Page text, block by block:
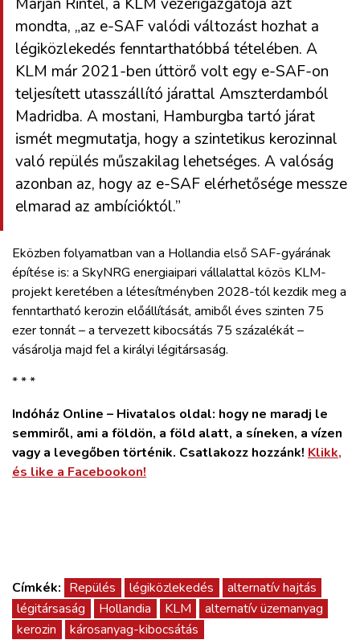
Marjan Rintel, a KLM vezérigazgatója azt
mondta, „az e-SAF valódi változást hozhat a
légiközlekedés fenntarthatóbbá tételében. A
KLM már 2021-ben úttörő volt egy e-SAF-on
teljesített utasszállító járattal Amszterdamból
Madridba. A mostani, Hamburgba tartó járat
ismét megmutatja, hogy a szintetikus kerozinnal
való repülés műszakilag lehetséges. A valóság
azonban az, hogy az e-SAF elérhetősége messze
elmarad az ambícióktól.”
Eközben folyamatban van a Hollandia első SAF-gyárának
építése is: a SkyNRG energiaipari vállalattal közös KLM-
projekt keretében a létesítményben 2028-tól kezdik meg a
fenntartható kerozin előállítását, amiből éves szinten 75
ezer tonnát – a tervezett kibocsátás 75 százalékát –
vásárolja majd fel a királyi légitársaság.
* * *
Indóház Online – Hivatalos oldal: hogy ne maradj le
semmiről, ami a földön, a föld alatt, a síneken, a vízen
vagy a levegőben történik. Csatlakozz hozzánk! Klikk,
és like a Facebookon!
Címkék: Repülés légiközlekedés
alternatív hajtás
légitársaság
Hollandia KLM
alternatív üzemanyag
kerozin
károsanyag-kibocsátás